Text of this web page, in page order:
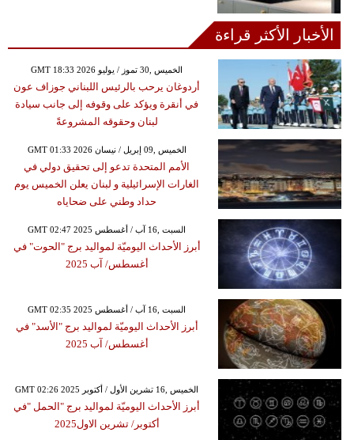
الأخبار الأكثر قراءة
GMT 18:33 2026 الخميس ,30 تموز / يوليو
أردوغان يرحب بالرئيس اللبناني جوزاف عون
في أنقرة ويؤكد على وقوفه إلى جانب سيادة
لبنان وحقوقه المشروعةً
GMT 01:33 2026 الخميس ,09 إبريل / نيسان
الأمم المتحدة تدعو إلى تحقيق دولي في
الغارات الإسرائيلية و لبنان يعلن الخميس يوم
حداد وطني على ضحاياه
GMT 02:47 2025 السبت ,16 آب / أغسطس
أبرز الأحداث اليوميّة لمواليد برج "الحوت" في
أغسطس/ آب 2025
GMT 02:35 2025 السبت ,16 آب / أغسطس
أبرز الأحداث اليوميّة لمواليد برج "الأسد" في
أغسطس/ آب 2025
GMT 02:26 2025 الخميس ,16 تشرين الأول / أكتوبر
أبرز الأحداث اليوميّة لمواليد برج "الحمل "في
أكتوبر/ تشرين الاول2025